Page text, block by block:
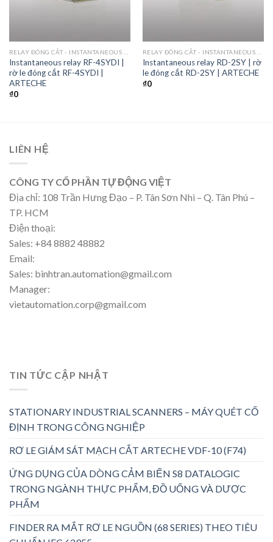
Instantaneous relay RF-4SYDI |
rờ le đóng cắt RF-4SYDI |
ARTECHE
₫0
Instantaneous relay RD-2SY | rờ
le đóng cắt RD-2SY | ARTECHE​
₫0
LIÊN HỆ
CÔNG TY CỔ PHẦN TỰ ĐỘNG VIỆT
Địa chỉ: 108 Trần Hưng Đạo – P. Tân Sơn Nhì – Q. Tân Phú –
TP. HCM
Điện thoại:
Sales: +84 8882 48882
Email:
Sales: binhtran.automation@gmail.com
Manager:
vietautomation.corp@gmail.com
TIN TỨC CẬP NHẬT
STATIONARY INDUSTRIAL SCANNERS – MÁY QUÉT CỐ
ĐỊNH TRONG CÔNG NGHIỆP
RƠ LE GIÁM SÁT MẠCH CẮT ARTECHE VDF-10 (F74)
ỨNG DỤNG CỦA DÒNG CẢM BIẾN S8 DATALOGIC
TRONG NGÀNH THỰC PHẨM, ĐỒ UỐNG VÀ DƯỢC
PHẨM
FINDER RA MẮT RƠ LE NGUỒN (68 SERIES) THEO TIÊU